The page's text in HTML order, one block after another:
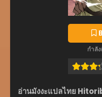
กำลั
อ่านมังงะแปลไทย